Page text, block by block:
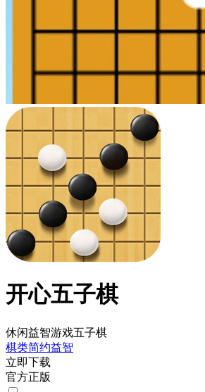
开心五子棋
休闲益智游戏五子棋
棋类简约益智
立即下载
官方正版